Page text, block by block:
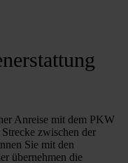
Anreise mit dem PKW
zwischen der
Sie mit den
übernehmen die